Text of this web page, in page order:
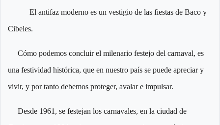
El antifaz moderno es un vestigio de las fiestas de Baco y
Cibeles.
Cómo podemos concluir el milenario festejo del carnaval, es
una festividad histórica, que en nuestro país se puede apreciar y
vivir, y por tanto debemos proteger, avalar e impulsar.
Desde 1961, se festejan los carnavales, en la ciudad de